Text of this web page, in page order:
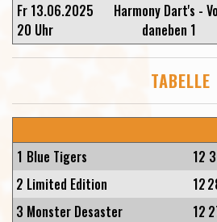
Fr 13.06.2025
20 Uhr
Harmony Dart's -
daneben 1
TABELLE
1 Blue Tigers 12
2 Limited Edition 12
3 Monster Desaster 12